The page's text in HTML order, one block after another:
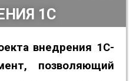
1С
внедрения 1С-
позволяющий